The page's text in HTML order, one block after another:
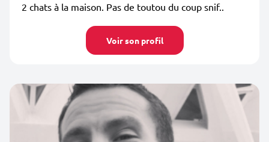
2 chats à la maison. Pas de toutou du coup snif..
Voir son profil